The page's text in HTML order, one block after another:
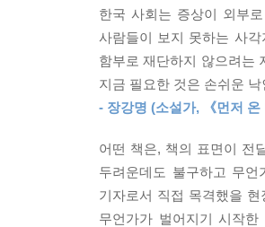
일부 고립·은둔청년에게
들에게 사다리 몇 개를 내
선과 장기적인 관점의 지원
해서정규직으로 취직하지
는 일이다.
‘청년의 서사’는 더 이상
용’이 너무 크다. 청년 고립
느끼는 경우도 많다. 이런
현재 다니고 있는 직장에
소문이라도 나면요? 정신
마음을 치유하기 위해 먼
_본문에서
“한국 사회는 양극화를 ‘
“내가 (여기까지 오려고)
취업 준비, 직장 생활 등
시달리며 서서히 은둔을 내
한국 사회는 증상이 외부
사람들이 보지 못하는 사
함부로 재단하지 않으려는
지금 필요한 것은 손쉬운
- 장강명 (소설가, 《먼저 온
어떤 책은, 책의 표면이 전
두려운데도 불구하고 무
기자로서 직접 목격했을
무언가가 벌어지기 시작